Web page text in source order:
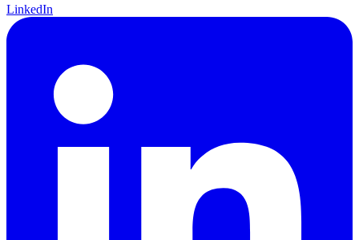
LinkedIn